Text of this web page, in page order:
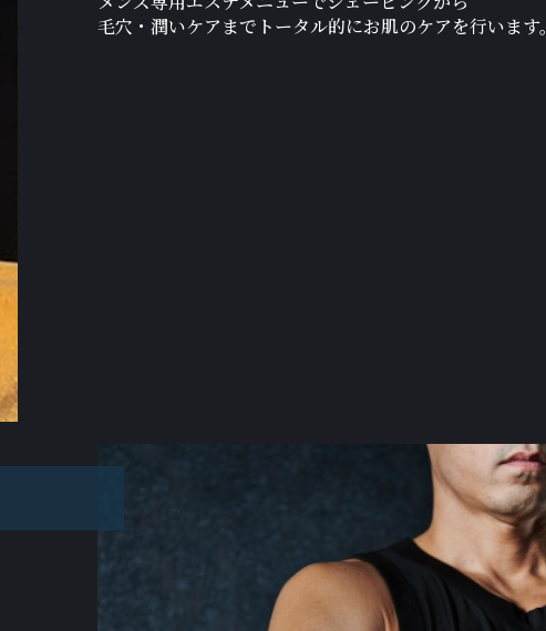
毛穴・潤いケアまでトータル的にお肌のケアを行います。